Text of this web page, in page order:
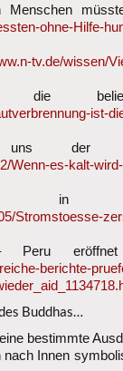
ohne-Hilfe-
tv.de/wissen/
die
ist-
der
Wenn-es-kalt-
in NSA-
Stromstoesse-
Peru eröffnet
berichte-
Buddhas…
bestimmte
Innen